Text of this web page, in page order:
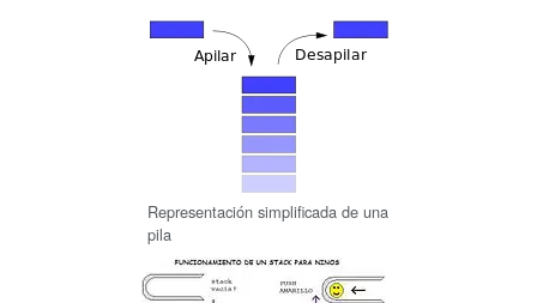
Representación simplificada de una
pila